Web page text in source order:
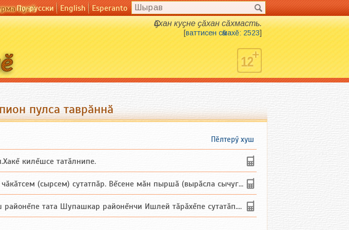
пулӗ
По-русски English Esperanto
Ҫӑхан куҫне ҫӑхан сӑхмасть.
[ваттисен сӑмахӗ: 2523]
пулса таврӑннӑ
Пӗлтерӳ хуш
килĕшсе татăлнипе.
(сырсем) сутатпăр. Вĕсене мăн пыршă (вырăсла сычуг) ...
тата Шупашкар районĕнчи Ишлей тăрăхĕпе сутатăп. Ха...